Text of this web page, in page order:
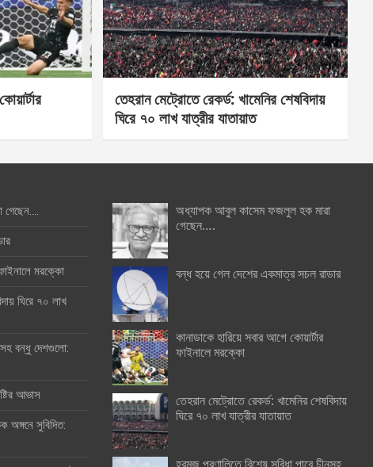
তেহরান মেট্রোতে রেকর্ড: খামেনির শেষবিদায়
ঘিরে ৭০ লাখ যাত্রীর যাতায়াত
ফাইনালে মরক্কো
ঘিরে ৭০ লাখ
বন্ধু দেশগুলো:
আভাস
অঙ্গনে সুবিদিত:
অধ্যাপক আবুল কাসেম ফজলুল হক মারা
গেছেন….
বন্ধ হয়ে গেল দেশের একমাত্র সচল রাডার
কানাডাকে হারিয়ে সবার আগে কোয়ার্টার
ফাইনালে মরক্কো
তেহরান মেট্রোতে রেকর্ড: খামেনির শেষবিদায়
ঘিরে ৭০ লাখ যাত্রীর যাতায়াত